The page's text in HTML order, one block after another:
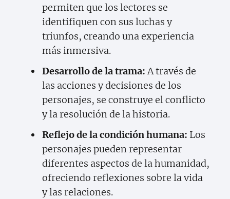
permiten que los lectores se
identifiquen con sus luchas y
triunfos, creando una experiencia
más inmersiva.
Desarrollo de la trama:A través de
las acciones y decisiones de los
personajes, se construye el conflicto
y la resolución de la historia.
Reflejo de la condición humana: Los
personajes pueden representar
diferentes aspectos de la humanidad,
ofreciendo reflexiones sobre la vida
y las relaciones.